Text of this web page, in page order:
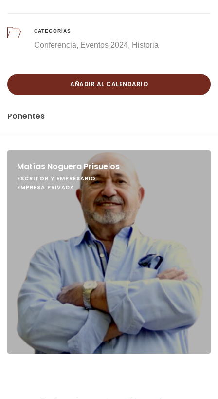
CATEGORÍAS
Conferencia Eventos 2024 Historia
AÑADIR AL CALENDARIO
Ponentes
Matías Noguera Prisuelos
ESCRITOR Y EMPRESARIO
EMPRESA PRIVADA